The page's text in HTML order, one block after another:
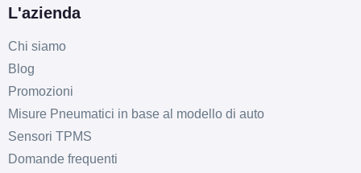
L'azienda
Chi siamo
Blog
Promozioni
Misure Pneumatici in base al modello di auto
Sensori TPMS
Domande frequenti